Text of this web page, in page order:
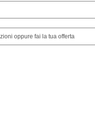
oppure fai la tua offerta